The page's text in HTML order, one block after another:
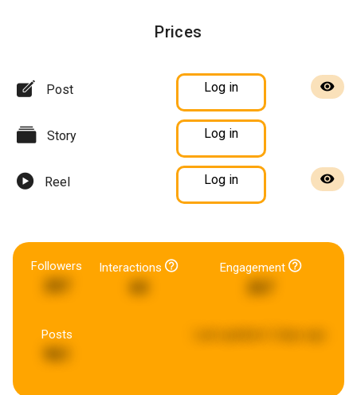
Prices
Post Log in
Story Log in
Reel Log in
Followers Interactions Engagement
Posts